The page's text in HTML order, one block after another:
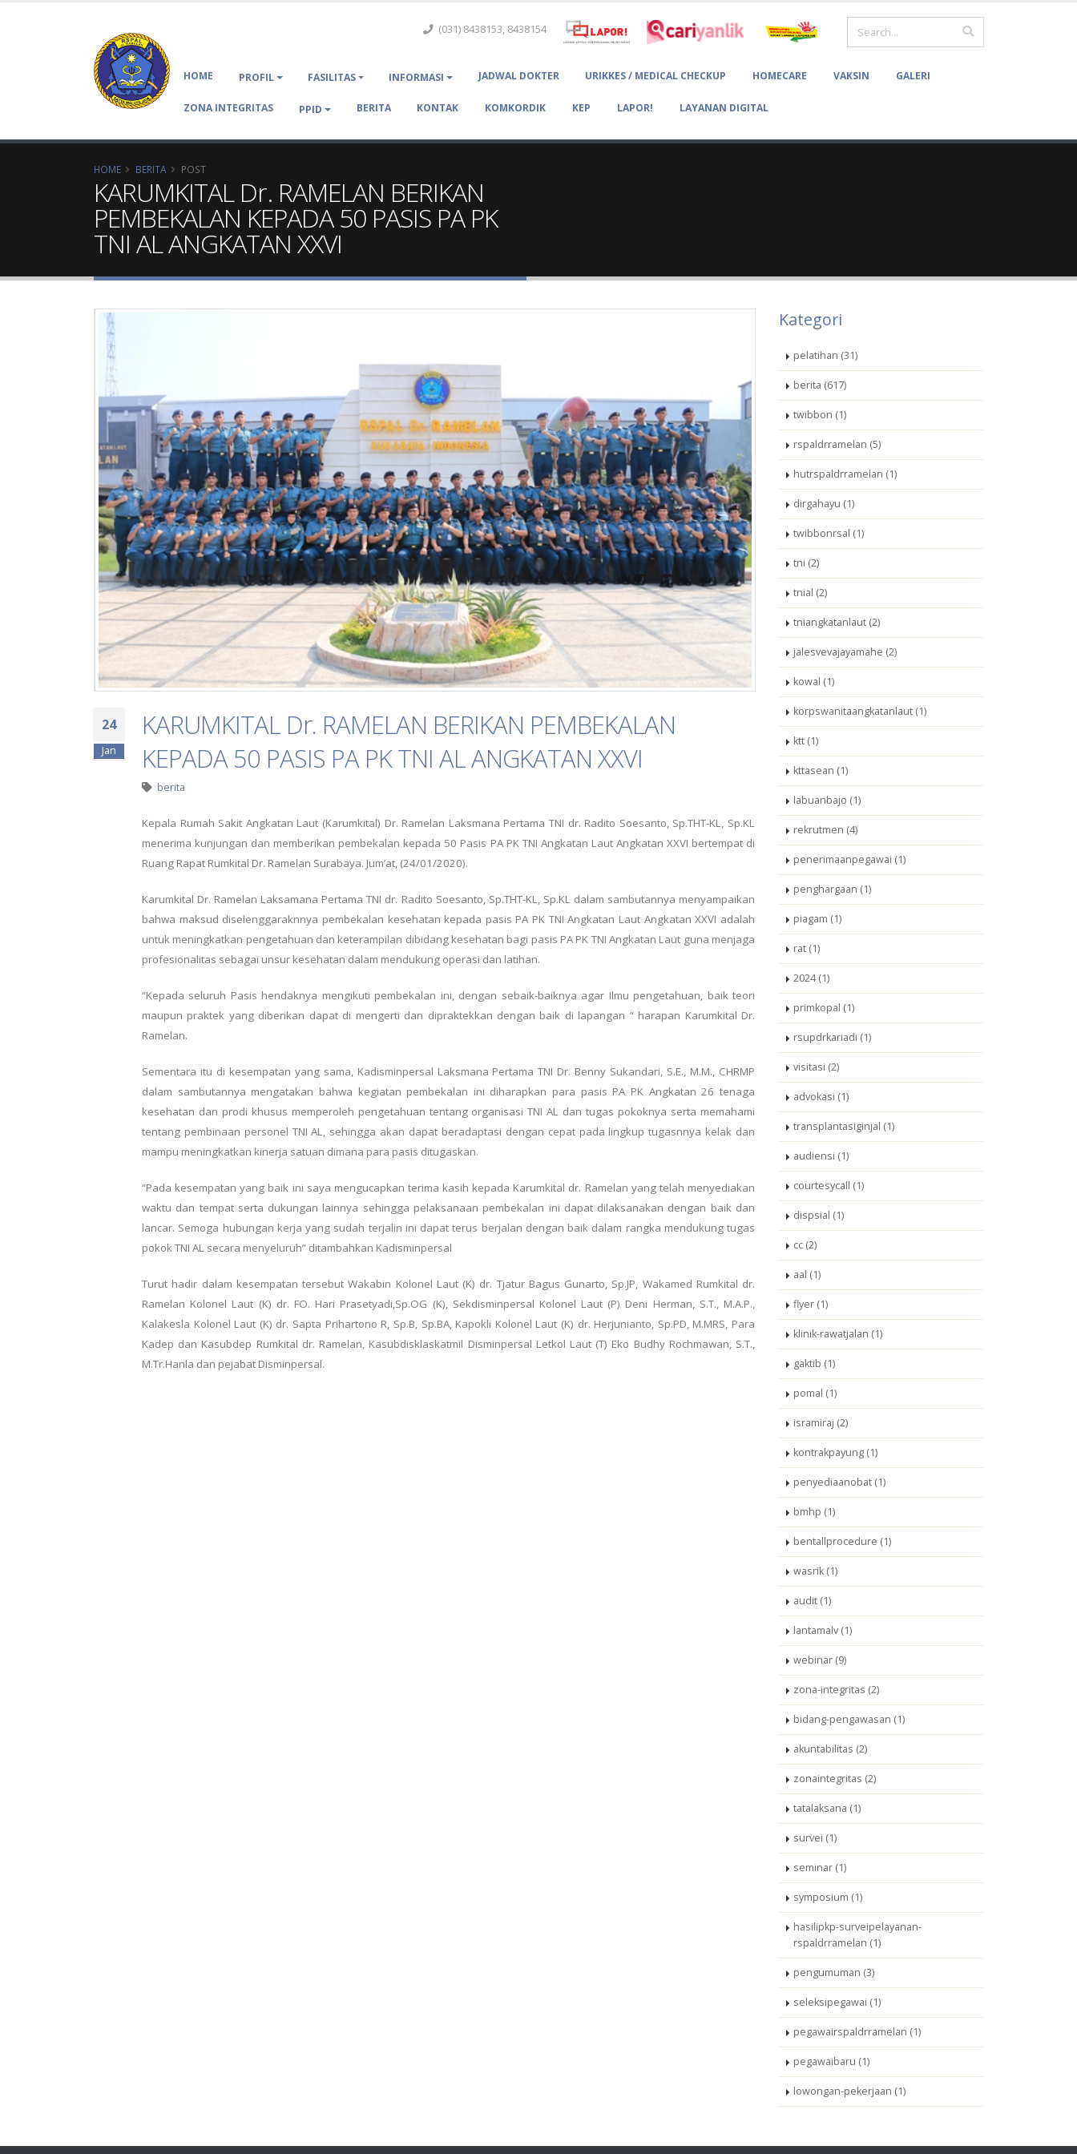
(031) 8438153, 8438154
HOME PROFIL FASILITAS INFORMASI JADWAL DOKTER URIKKES / MEDICAL CHECKUP HOMECARE VAKSIN GALERI
ZONA INTEGRITAS PPID BERITA KONTAK KOMKORDIK KEP LAPOR! LAYANAN DIGITAL
HOME BERITA POST
KARUMKITAL Dr. RAMELAN BERIKAN
PEMBEKALAN KEPADA 50 PASIS PA PK
TNI AL ANGKATAN XXVI
24
Jan
KARUMKITAL Dr. RAMELAN BERIKAN PEMBEKALAN
KEPADA 50 PASIS PA PK TNI AL ANGKATAN XXVI
berita
Kepala Rumah Sakit Angkatan Laut (Karumkital) Dr. Ramelan Laksmana Pertama TNI dr. Radito Soesanto, Sp.THT-KL, Sp.KL
menerima kunjungan dan memberikan pembekalan kepada 50 Pasis PA PK TNI Angkatan Laut Angkatan XXVI bertempat di
Ruang Rapat Rumkital Dr. Ramelan Surabaya. Jum’at, (24/01/2020).
Karumkital Dr. Ramelan Laksamana Pertama TNI dr. Radito Soesanto, Sp.THT-KL, Sp.KL dalam sambutannya menyampaikan
bahwa maksud diselenggaraknnya pembekalan kesehatan kepada pasis PA PK TNI Angkatan Laut Angkatan XXVI adalah
untuk meningkatkan pengetahuan dan keterampilan dibidang kesehatan bagi pasis PA PK TNI Angkatan Laut guna menjaga
profesionalitas sebagai unsur kesehatan dalam mendukung operasi dan latihan.
“Kepada seluruh Pasis hendaknya mengikuti pembekalan ini, dengan sebaik-baiknya agar Ilmu pengetahuan, baik teori
maupun praktek yang diberikan dapat di mengerti dan dipraktekkan dengan baik di lapangan “ harapan Karumkital Dr.
Ramelan.
Sementara itu di kesempatan yang sama, Kadisminpersal Laksmana Pertama TNI Dr. Benny Sukandari, S.E., M.M., CHRMP
dalam sambutannya mengatakan bahwa kegiatan pembekalan ini diharapkan para pasis PA PK Angkatan 26 tenaga
kesehatan dan prodi khusus memperoleh pengetahuan tentang organisasi TNI AL dan tugas pokoknya serta memahami
tentang pembinaan personel TNI AL, sehingga akan dapat beradaptasi dengan cepat pada lingkup tugasnnya kelak dan
mampu meningkatkan kinerja satuan dimana para pasis ditugaskan.
“Pada kesempatan yang baik ini saya mengucapkan terima kasih kepada Karumkital dr. Ramelan yang telah menyediakan
waktu dan tempat serta dukungan lainnya sehingga pelaksanaan pembekalan ini dapat dilaksanakan dengan baik dan
lancar. Semoga hubungan kerja yang sudah terjalin ini dapat terus berjalan dengan baik dalam rangka mendukung tugas
pokok TNI AL secara menyeluruh” ditambahkan Kadisminpersal
Turut hadir dalam kesempatan tersebut Wakabin Kolonel Laut (K) dr. Tjatur Bagus Gunarto, Sp.JP, Wakamed Rumkital dr.
Ramelan Kolonel Laut (K) dr. FO. Hari Prasetyadi,Sp.OG (K), Sekdisminpersal Kolonel Laut (P) Deni Herman, S.T., M.A.P.,
Kalakesla Kolonel Laut (K) dr. Sapta Prihartono R, Sp.B, Sp.BA, Kapokli Kolonel Laut (K) dr. Herjunianto, Sp.PD, M.MRS, Para
Kadep dan Kasubdep Rumkital dr. Ramelan, Kasubdisklaskatmil Disminpersal Letkol Laut (T) Eko Budhy Rochmawan, S.T.,
M.Tr.Hanla dan pejabat Disminpersal.
Kategori
pelatihan (31)
berita (617)
twibbon (1)
rspaldrramelan (5)
hutrspaldrramelan (1)
dirgahayu (1)
twibbonrsal (1)
tni (2)
tnial (2)
tniangkatanlaut (2)
jalesvevajayamahe (2)
kowal (1)
korpswanitaangkatanlaut (1)
ktt (1)
kttasean (1)
labuanbajo (1)
rekrutmen (4)
penerimaanpegawai (1)
penghargaan (1)
piagam (1)
rat (1)
2024 (1)
primkopal (1)
rsupdrkariadi (1)
visitasi (2)
advokasi (1)
transplantasiginjal (1)
audiensi (1)
courtesycall (1)
dispsial (1)
cc (2)
aal (1)
flyer (1)
klinik-rawatjalan (1)
gaktib (1)
pomal (1)
isramiraj (2)
kontrakpayung (1)
penyediaanobat (1)
bmhp (1)
bentallprocedure (1)
wasrik (1)
audit (1)
lantamalv (1)
webinar (9)
zona-integritas (2)
bidang-pengawasan (1)
akuntabilitas (2)
zonaintegritas (2)
tatalaksana (1)
survei (1)
seminar (1)
symposium (1)
hasilipkp-surveipelayanan-
rspaldrramelan (1)
pengumuman (3)
seleksipegawai (1)
pegawairspaldrramelan (1)
pegawaibaru (1)
lowongan-pekerjaan (1)